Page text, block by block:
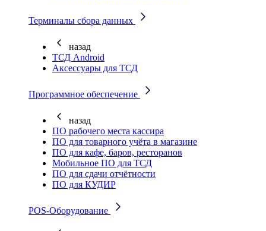
Терминалы сбора данных
назад
ТСД Android
Аксессуары для ТСД
Программное обеспечение
назад
ПО рабочего места кассира
ПО для товарного учёта в магазине
ПО для кафе, баров, ресторанов
Мобильное ПО для ТСД
ПО для сдачи отчётности
ПО для КУДИР
POS-Оборудование